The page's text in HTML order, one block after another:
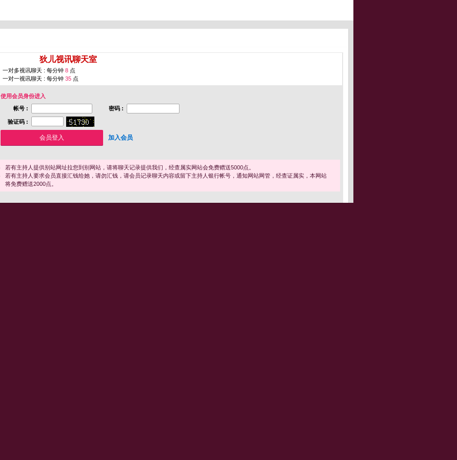
狄儿视讯聊天室
一对多视讯聊天 : 每分钟 8 点
一对一视讯聊天 : 每分钟 35 点
使用会员身份进入
帐号 :
密码 :
验证码 :
加入会员
若有主持人提供别站网址拉您到别网站，请将聊天记录提供我们，经查属实网站会免费赠送5000点。
若有主持人要求会员直接汇钱给她，请勿汇钱，请会员记录聊天内容或留下主持人银行帐号，通知网站网管，经查证属实，本网站
将免费赠送2000点。